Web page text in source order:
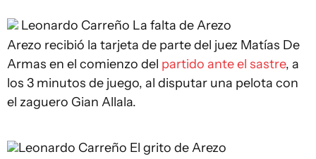
Leonardo Carreño La falta de Arezo
Arezo recibió la tarjeta de parte del juez Matías De
Armas en el comienzo del partido ante el sastre, a
los 3 minutos de juego, al disputar una pelota con
el zaguero Gian Allala.
Leonardo Carreño El grito de Arezo